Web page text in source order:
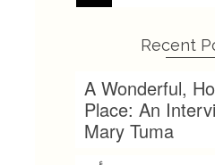
Recent
A Wonderful,
Place: An
Mary Tuma